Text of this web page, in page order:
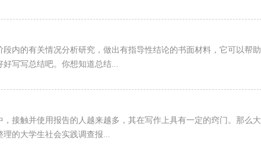
内的有关情况分析研究，做出有指导性结论的书面材料，它可以帮助
写写总结吧。你想知道总结...
接触并使用报告的人越来越多，其在写作上具有一定的窍门。那么大
的大学生社会实践调查报...